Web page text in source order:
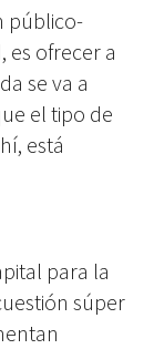
público-
es ofrecer a
se va a
el tipo de
está
para la
súper